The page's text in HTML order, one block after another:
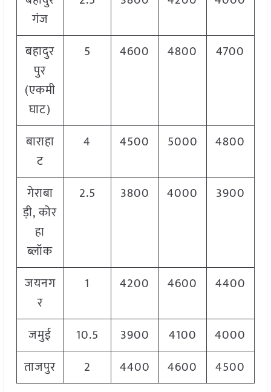
गंज
बहादुर
पुर
(एकमी
घाट)
5 4600 4800 4700
बाराहा
ट
4 4500 5000 4800
गेराबा
ड़ी, कोर
हा
ब्लॉक
2.5 3800 4000 3900
जयनग
र
1 4200 4600 4400
जमुई 10.5 3900 4100
4000
ताजपुर
2 4400 4600 4500